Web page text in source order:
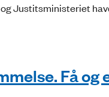
Justitsministeriet
Få og